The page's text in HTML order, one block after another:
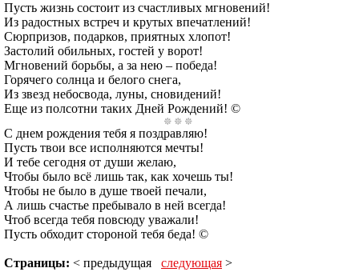
Пусть жизнь состоит из счастливых мгновений!
Из радостных встреч и крутых впечатлений!
Сюрпризов, подарков, приятных хлопот!
Застолий обильных, гостей у ворот!
Мгновений борьбы, а за нею – победа!
Горячего солнца и белого снега,
Из звезд небосвода, луны, сновидений!
Еще из полсотни таких Дней Рождений! ©
С днем рождения тебя я поздравляю!
Пусть твои все исполняются мечты!
И тебе сегодня от души желаю,
Чтобы было всё лишь так, как хочешь ты!
Чтобы не было в душе твоей печали,
А лишь счастье пребывало в ней всегда!
Чтоб всегда тебя повсюду уважали!
Пусть обходит стороной тебя беда! ©
Страницы: < предыдущая следующая >